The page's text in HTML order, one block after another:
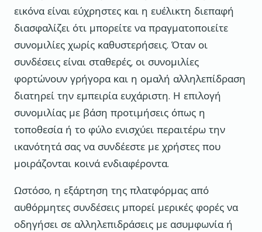
εικόνα είναι εύχρηστες και η ευέλικτη διεπαφή
διασφαλίζει ότι μπορείτε να πραγματοποιείτε
συνομιλίες χωρίς καθυστερήσεις. Όταν οι
συνδέσεις είναι σταθερές, οι συνομιλίες
φορτώνουν γρήγορα και η ομαλή αλληλεπίδραση
διατηρεί την εμπειρία ευχάριστη. Η επιλογή
συνομιλίας με βάση προτιμήσεις όπως η
τοποθεσία ή το φύλο ενισχύει περαιτέρω την
ικανότητά σας να συνδέεστε με χρήστες που
μοιράζονται κοινά ενδιαφέροντα.
Ωστόσο, η εξάρτηση της πλατφόρμας από
αυθόρμητες συνδέσεις μπορεί μερικές φορές να
οδηγήσει σε αλληλεπιδράσεις με ασυμφωνία ή